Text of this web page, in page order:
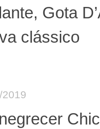
Gota
clássico
2019